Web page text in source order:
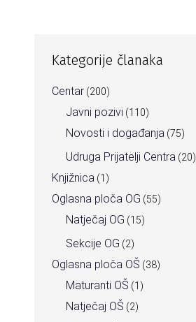
Kategorije članaka
Centar (200)
Javni pozivi (110)
Novosti i događanja (75)
Udruga Prijatelji Centra (20)
Knjižnica (1)
Oglasna ploča OG (55)
Natječaj OG (15)
Sekcije OG (2)
Oglasna ploča OŠ (38)
Maturanti OŠ (1)
Natječaj OŠ (2)